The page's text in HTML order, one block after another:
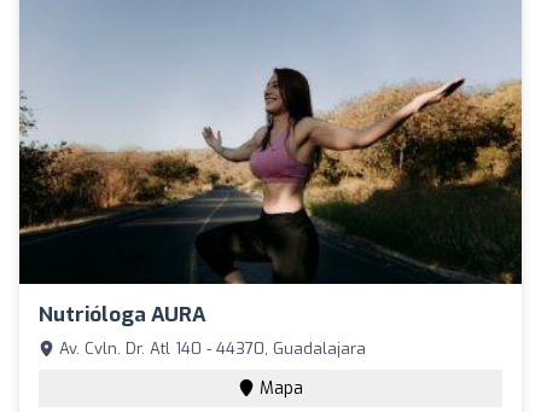
Nutrióloga AURA
Av. Cvln. Dr. Atl 140 - 44370, Guadalajara
Mapa